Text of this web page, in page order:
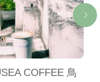
COFFEE 鳥